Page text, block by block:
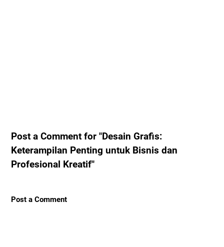
Post a Comment for "Desain Grafis:
Keterampilan Penting untuk Bisnis dan
Profesional Kreatif"
Post a Comment